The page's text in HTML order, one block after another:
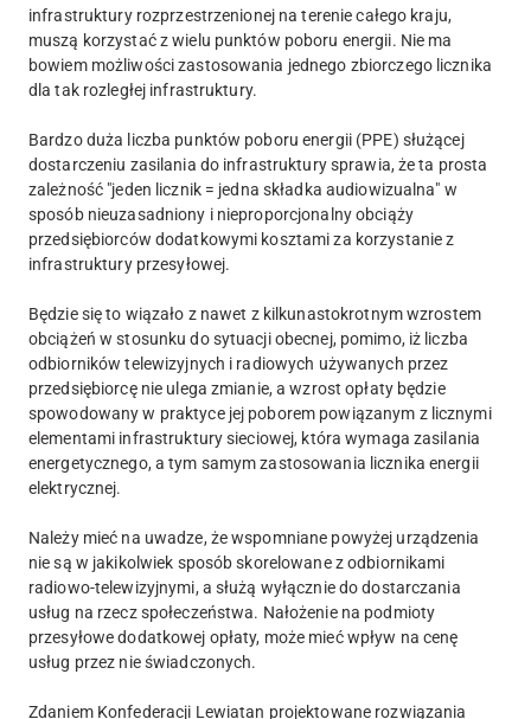
infrastruktury rozprzestrzenionej na terenie całego kraju,
muszą korzystać z wielu punktów poboru energii. Nie ma
bowiem możliwości zastosowania jednego zbiorczego licznika
dla tak rozległej infrastruktury.
Bardzo duża liczba punktów poboru energii (PPE) służącej
dostarczeniu zasilania do infrastruktury sprawia, że ta prosta
zależność "jeden licznik = jedna składka audiowizualna" w
sposób nieuzasadniony i nieproporcjonalny obciąży
przedsiębiorców dodatkowymi kosztami za korzystanie z
infrastruktury przesyłowej.
Będzie się to wiązało z nawet z kilkunastokrotnym wzrostem
obciążeń w stosunku do sytuacji obecnej, pomimo, iż liczba
odbiorników telewizyjnych i radiowych używanych przez
przedsiębiorcę nie ulega zmianie, a wzrost opłaty będzie
spowodowany w praktyce jej poborem powiązanym z licznymi
elementami infrastruktury sieciowej, która wymaga zasilania
energetycznego, a tym samym zastosowania licznika energii
elektrycznej.
Należy mieć na uwadze, że wspomniane powyżej urządzenia
nie są w jakikolwiek sposób skorelowane z odbiornikami
radiowo-telewizyjnymi, a służą wyłącznie do dostarczania
usług na rzecz społeczeństwa. Nałożenie na podmioty
przesyłowe dodatkowej opłaty, może mieć wpływ na cenę
usług przez nie świadczonych.
Zdaniem Konfederacji Lewiatan projektowane rozwiązania